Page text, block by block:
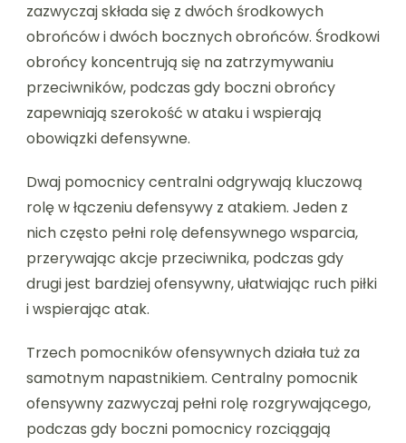
zazwyczaj składa się z dwóch środkowych
obrońców i dwóch bocznych obrońców. Środkowi
obrońcy koncentrują się na zatrzymywaniu
przeciwników, podczas gdy boczni obrońcy
zapewniają szerokość w ataku i wspierają
obowiązki defensywne.
Dwaj pomocnicy centralni odgrywają kluczową
rolę w łączeniu defensywy z atakiem. Jeden z
nich często pełni rolę defensywnego wsparcia,
przerywając akcje przeciwnika, podczas gdy
drugi jest bardziej ofensywny, ułatwiając ruch piłki
i wspierając atak.
Trzech pomocników ofensywnych działa tuż za
samotnym napastnikiem. Centralny pomocnik
ofensywny zazwyczaj pełni rolę rozgrywającego,
podczas gdy boczni pomocnicy rozciągają